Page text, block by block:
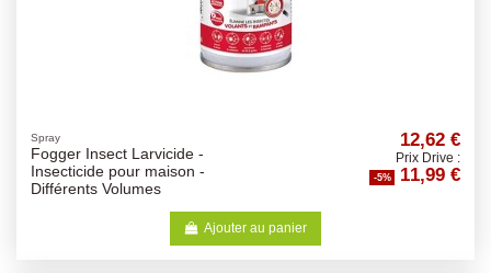
Spray
Fogger Insect Larvicide -
Insecticide pour maison -
Différents Volumes
12,62 €
Prix Drive :
-5% 11,99 €
Ajouter au panier